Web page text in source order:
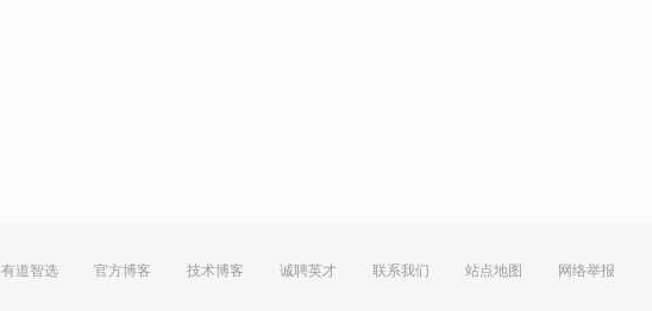
有道智选 官方博客 技术博客 诚聘英才 联系我们 站点地图 网络举报